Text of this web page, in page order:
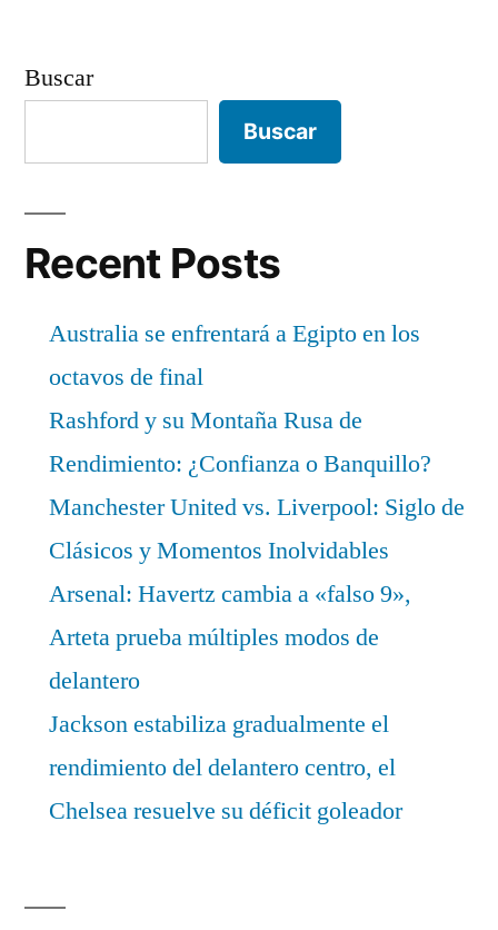
Buscar
Buscar
Recent Posts
Australia se enfrentará a Egipto en los
octavos de final
Rashford y su Montaña Rusa de
Rendimiento: ¿Confianza o Banquillo?
Manchester United vs. Liverpool: Siglo de
Clásicos y Momentos Inolvidables
Arsenal: Havertz cambia a «falso 9»,
Arteta prueba múltiples modos de
delantero
Jackson estabiliza gradualmente el
rendimiento del delantero centro, el
Chelsea resuelve su déficit goleador